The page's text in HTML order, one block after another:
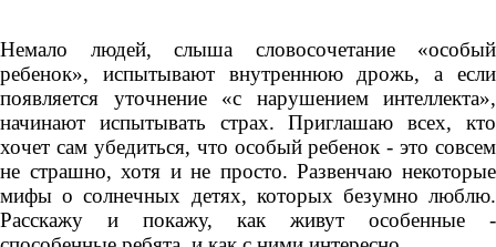
Немало людей, слыша словосочетание «особый
ребенок», испытывают внутреннюю дрожь, а если
появляется уточнение «с нарушением интеллекта»,
начинают испытывать страх. Приглашаю всех, кто
хочет сам убедиться, что особый ребенок - это совсем
не страшно, хотя и не просто. Развенчаю некоторые
мифы о солнечных детях, которых безумно люблю.
Расскажу и покажу, как живут особенные -